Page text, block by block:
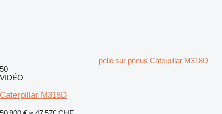
pelle sur pneus Caterpillar M318D
50
VIDÉO
Caterpillar M318D